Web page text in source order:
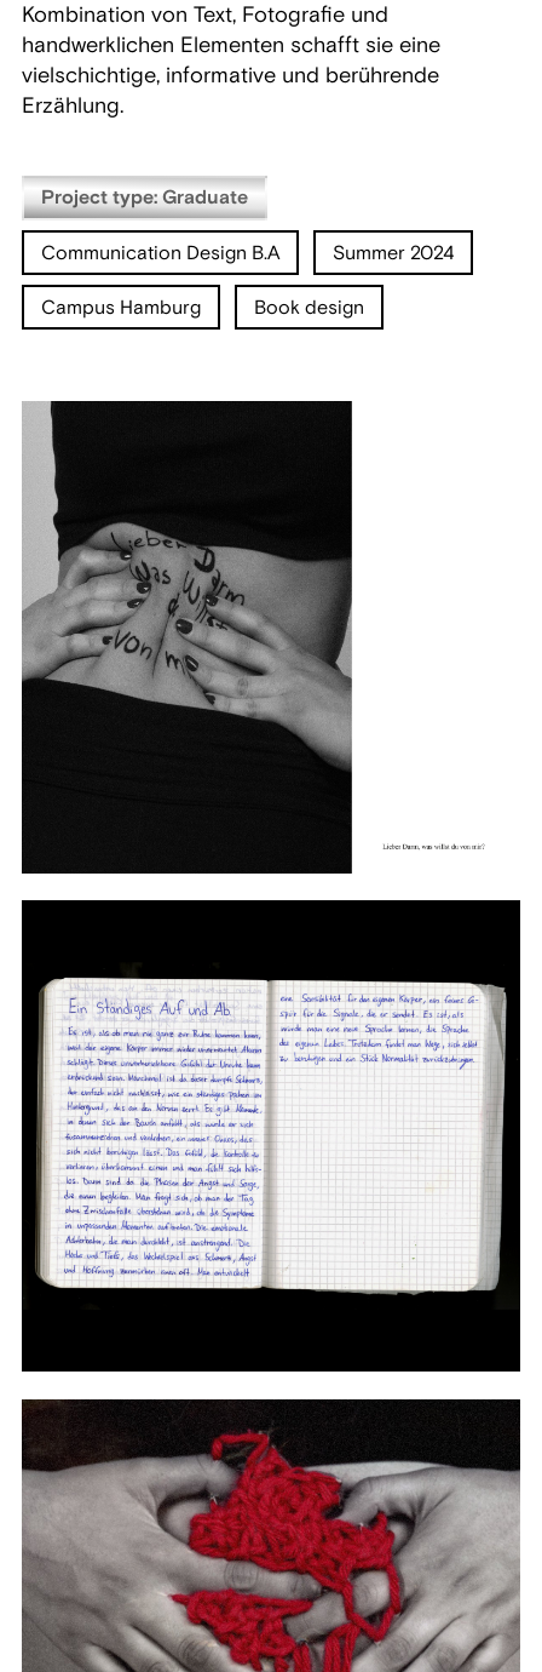
Kombination von Text, Fotografie und
handwerklichen Elementen schafft sie eine
vielschichtige, informative und berührende
Erzählung.
Project type: Graduate
Communication Design B.A Summer 2024
Campus Hamburg Book design